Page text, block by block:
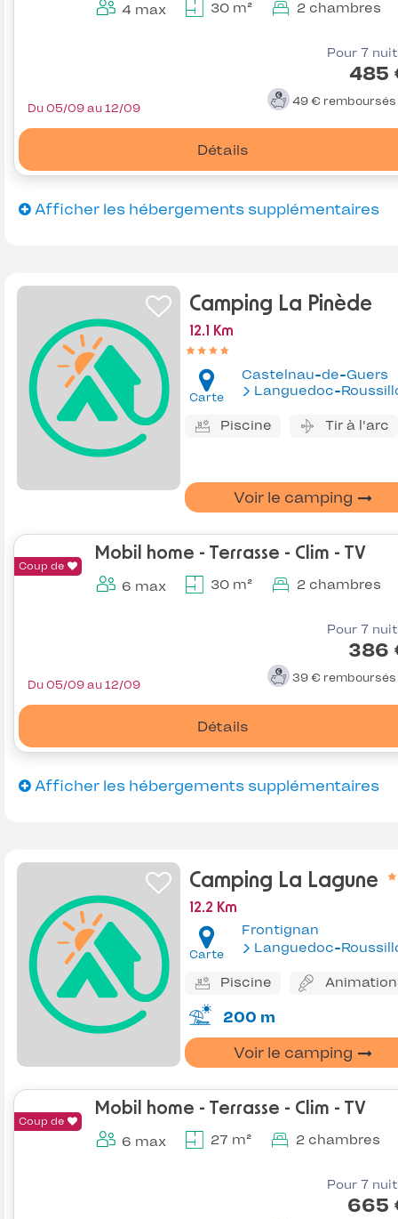
4 max 30 m² 2 chambres
Pour 7
485
49 € remboursés
Détails
Du 05/09 au 12/09
Afficher les hébergements supplémentaires
Camping La Pinède
12.1 Km
Carte
Castelnau-de-Guers
Languedoc-
Piscine Tir à l'arc
Voir le camping
Coup de
Mobil home - Terrasse - Clim - TV
6 max 30 m² 2 chambres
Pour 7
386
39 € remboursés
Détails
Du 05/09 au 12/09
Afficher les hébergements supplémentaires
Camping La Lagune
12.2 Km
Carte
Frontignan
Languedoc-
Piscine
200 m
Voir le camping
Coup de
Mobil home - Terrasse - Clim - TV
6 max 27 m² 2 chambres
Pour 7
665